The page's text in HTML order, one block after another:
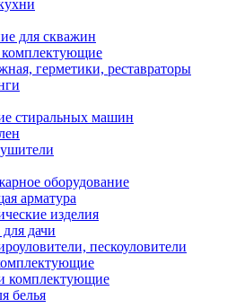
для скважин
герметики, реставраторы
стиральных машин
оборудование
арматура
изделия
дачи
пескоуловители
комплектующие
белья